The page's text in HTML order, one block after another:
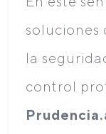
soluciones
la
control